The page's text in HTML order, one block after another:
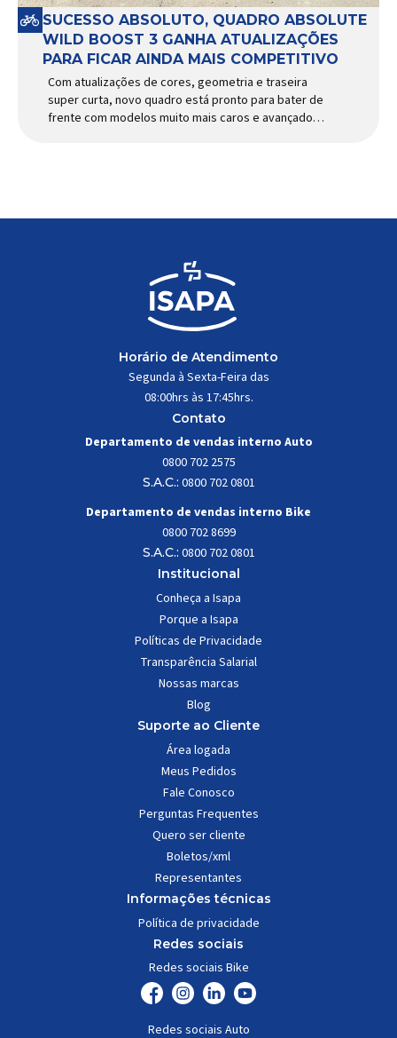
SUCESSO ABSOLUTO, QUADRO ABSOLUTE
WILD BOOST 3 GANHA ATUALIZAÇÕES
PARA FICAR AINDA MAIS COMPETITIVO
Com atualizações de cores, geometria e traseira
super curta, novo quadro está pronto para bater de
frente com modelos muito mais caros e avançados
Horário de Atendimento
Segunda à Sexta-Feira das
08:00hrs às 17:45hrs.
Contato
Departamento de vendas interno Auto
0800 702 2575
S.A.C.: 0800 702 0801
Departamento de vendas interno Bike
0800 702 8699
S.A.C.: 0800 702 0801
Institucional
Conheça a Isapa
Porque a Isapa
Políticas de Privacidade
Transparência Salarial
Nossas marcas
Blog
Suporte ao Cliente
Área logada
Meus Pedidos
Fale Conosco
Perguntas Frequentes
Quero ser cliente
Boletos/xml
Representantes
Informações técnicas
Política de privacidade
Redes sociais
Redes sociais Bike
Redes sociais Auto